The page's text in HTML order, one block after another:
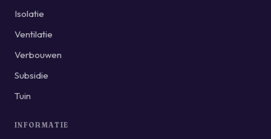
Isolatie
Ventilatie
Verbouwen
Subsidie
Tuin
INFORMATIE